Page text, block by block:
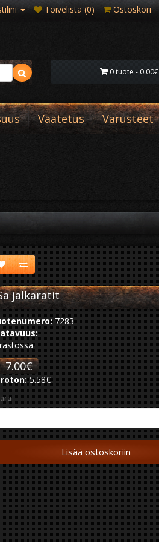
Toivelista (0) Ostoskori
0 tuote - 0.00€
Vaatetus Varusteet
jalkarätit
7283
7.00€
5.58€
Lisää ostoskoriin